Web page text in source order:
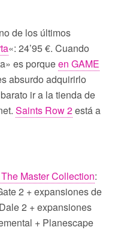
de los últimos
«: 24’95 €. Cuando
es porqueen GAME
absurdo adquirirlo
ir a la tienda de
Saints Row 2está a
Master Collection:
2 + expansiones de
2 + expansiones
+ Planescape